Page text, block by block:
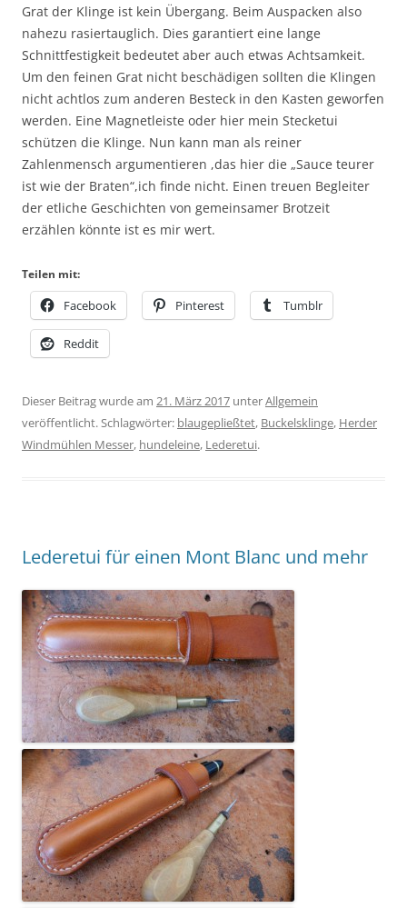
Grat der Klinge ist kein Übergang. Beim Auspacken also
nahezu rasiertauglich. Dies garantiert eine lange
Schnittfestigkeit bedeutet aber auch etwas Achtsamkeit.
Um den feinen Grat nicht beschädigen sollten die Klingen
nicht achtlos zum anderen Besteck in den Kasten geworfen
werden. Eine Magnetleiste oder hier mein Stecketui
schützen die Klinge. Nun kann man als reiner
Zahlenmensch argumentieren ,das hier die „Sauce teurer
ist wie der Braten“,ich finde nicht. Einen treuen Begleiter
der etliche Geschichten von gemeinsamer Brotzeit
erzählen könnte ist es mir wert.
Teilen mit:
Facebook Pinterest Tumblr
Reddit
Dieser Beitrag wurde am 21. März 2017 unterAllgemein
veröffentlicht. Schlagwörter: blaugepließtet, Buckelsklinge, Herder
Windmühlen Messer, hundeleine, Lederetui.
Lederetui für einen Mont Blanc und mehr